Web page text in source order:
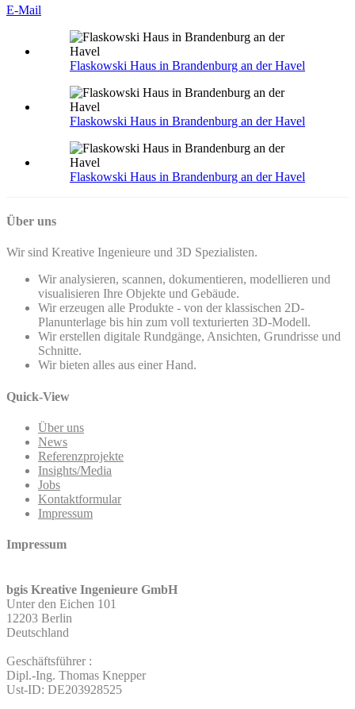
E-Mail
Flaskowski Haus in Brandenburg an der Havel
Flaskowski Haus in Brandenburg an der Havel
Flaskowski Haus in Brandenburg an der Havel
Über uns
Wir sind Kreative Ingenieure und 3D Spezialisten.
Wir analysieren, scannen, dokumentieren, modellieren und
visualisieren Ihre Objekte und Gebäude.
Wir erzeugen alle Produkte - von der klassischen 2D-
Planunterlage bis hin zum voll texturierten 3D-Modell.
Wir erstellen digitale Rundgänge, Ansichten, Grundrisse und
Schnitte.
Wir bieten alles aus einer Hand.
Quick-View
Über uns
News
Referenzprojekte
Insights/Media
Jobs
Kontaktformular
Impressum
Impressum
bgis Kreative Ingenieure GmbH
Unter den Eichen 101
12203 Berlin
Deutschland
Geschäftsführer :
Dipl.-Ing. Thomas Knepper
Ust-ID: DE203928525